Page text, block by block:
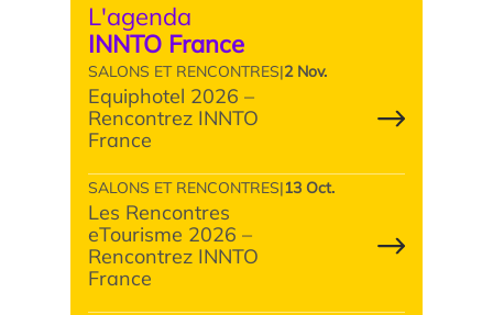
L'agenda
INNTO France
SALONS ET RENCONTRES|2 Nov.
Equiphotel 2026 –
Rencontrez INNTO
France
SALONS ET RENCONTRES|13 Oct.
Les Rencontres
eTourisme 2026 –
Rencontrez INNTO
France